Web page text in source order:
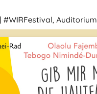
|#WIRFestival,Auditorium